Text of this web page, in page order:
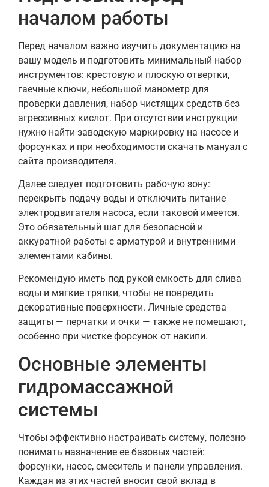
началом работы
Перед началом важно изучить документацию на
вашу модель и подготовить минимальный набор
инструментов: крестовую и плоскую отвертки,
гаечные ключи, небольшой манометр для
проверки давления, набор чистящих средств без
агрессивных кислот. При отсутствии инструкции
нужно найти заводскую маркировку на насосе и
форсунках и при необходимости скачать мануал с
сайта производителя.
Далее следует подготовить рабочую зону:
перекрыть подачу воды и отключить питание
электродвигателя насоса, если таковой имеется.
Это обязательный шаг для безопасной и
аккуратной работы с арматурой и внутренними
элементами кабины.
Рекомендую иметь под рукой емкость для слива
воды и мягкие тряпки, чтобы не повредить
декоративные поверхности. Личные средства
защиты — перчатки и очки — также не помешают,
особенно при чистке форсунок от накипи.
Основные элементы
гидромассажной
системы
Чтобы эффективно настраивать систему, полезно
понимать назначение ее базовых частей:
форсунки, насос, смеситель и панели управления.
Каждая из этих частей вносит свой вклад в